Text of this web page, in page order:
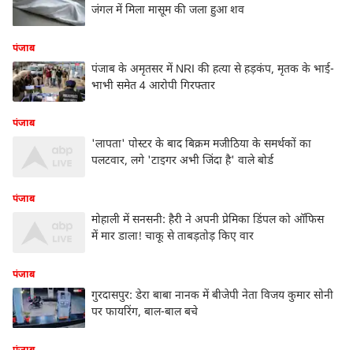
जंगल में मिला मासूम की जला हुआ शव
पंजाब
पंजाब के अमृतसर में NRI की हत्या से हड़कंप, मृतक के भाई-
भाभी समेत 4 आरोपी गिरफ्तार
पंजाब
'लापता' पोस्टर के बाद बिक्रम मजीठिया के समर्थकों का
पलटवार, लगे 'टाइगर अभी जिंदा है' वाले बोर्ड
पंजाब
मोहाली में सनसनी: हैरी ने अपनी प्रेमिका डिंपल को ऑफिस
में मार डाला! चाकू से ताबड़तोड़ किए वार
पंजाब
गुरदासपुर: डेरा बाबा नानक में बीजेपी नेता विजय कुमार सोनी
पर फायरिंग, बाल-बाल बचे